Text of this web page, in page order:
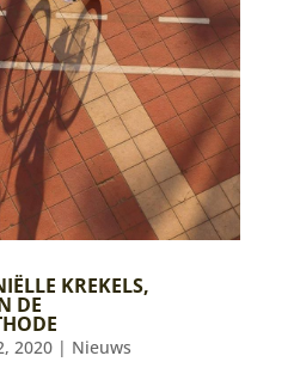
KREKELS,
DE
2020| Nieuws